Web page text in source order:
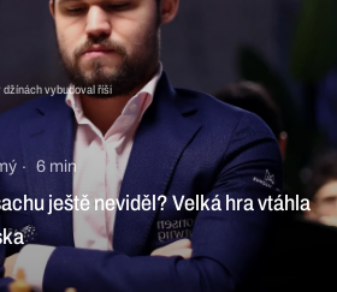
vybudoval říši
6 min
ještě neviděl? Velká hra vtáhla